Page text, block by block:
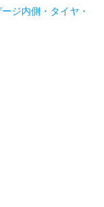
ジ内側・タイヤ・